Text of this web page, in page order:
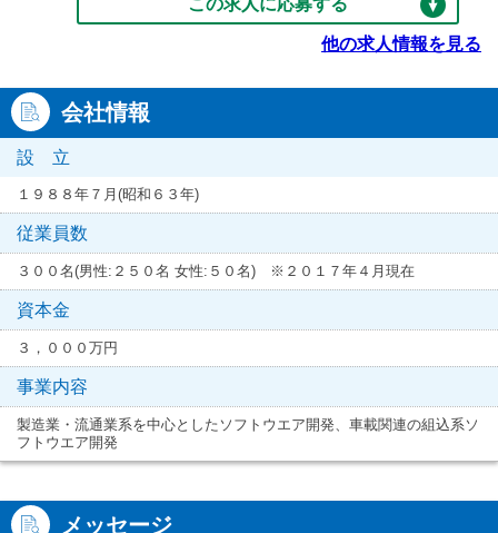
この求人に応募する
他の求人情報を見る
会社情報
設 立
１９８８年７月(昭和６３年)
従業員数
３００名(男性:２５０名 女性:５０名) ※２０１７年４月現在
資本金
３，０００万円
事業内容
製造業・流通業系を中心としたソフトウエア開発、車載関連の組込系ソ
フトウエア開発
メッセージ